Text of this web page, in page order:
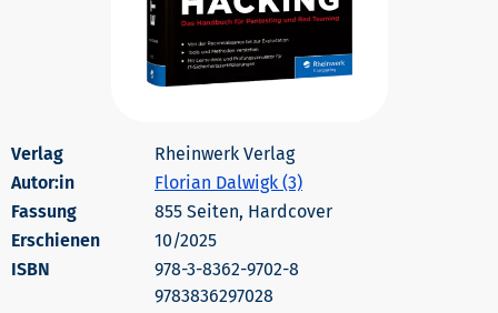
Rheinwerk Verlag
Autor:in
Florian Dalwigk (3)
855 Seiten, Hardcover
Erschienen
10/2025
978-3-8362-9702-8
9783836297028